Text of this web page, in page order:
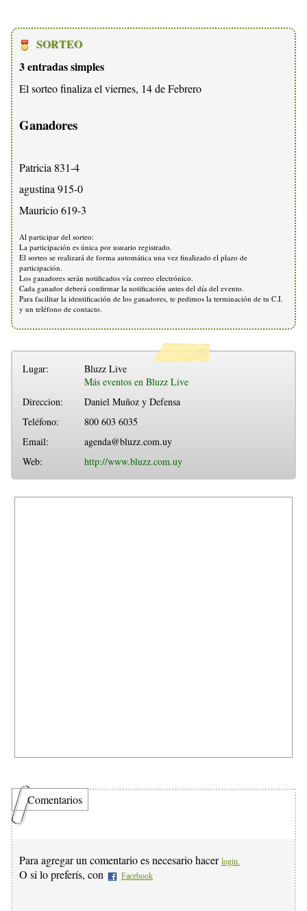
SORTEO
3 entradas simples
El sorteo finaliza el viernes, 14 de Febrero
Ganadores
Patricia 831-4
agustina 915-0
Mauricio 619-3
Al participar del sorteo:
La participación es única por usuario registrado.
El sorteo se realizará de forma automática una vez finalizado el plazo de
participación.
Los ganadores serán notificados vía correo electrónico.
Cada ganador deberá confirmar la notificación antes del día del evento.
Para facilitar la identificación de los ganadores, te pedimos la terminación de tu C.I.
y un teléfono de contacto.
Lugar:
Bluzz Live
Más eventos en Bluzz Live
Direccion:
Daniel Muñoz y Defensa
Teléfono:
800 603 6035
Email:
agenda@bluzz.com.uy
Web:
http://www.bluzz.com.uy
Comentarios
Para agregar un comentario es necesario hacer login.
O si lo preferís, con Facebook